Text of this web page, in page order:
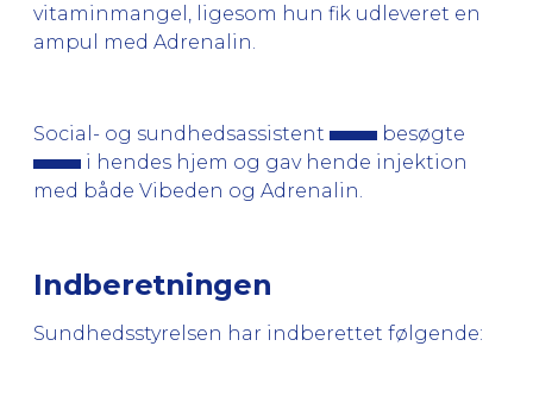
vitaminmangel, ligesom hun fik udleveret en
ampul med Adrenalin.
Social- og sundhedsassistent
besøgte
i hendes hjem og gav hende injektion
med både Vibeden og Adrenalin.
Indberetningen
Sundhedsstyrelsen har indberettet følgende: